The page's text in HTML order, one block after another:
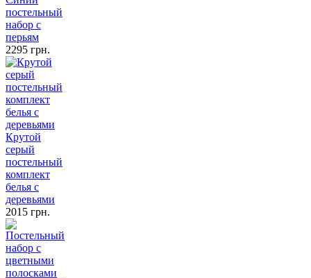
постельный
набор с
перьям
2295 грн.
Крутой
серый
постельный
комплект
белья с
деревьями
2015 грн.